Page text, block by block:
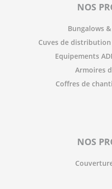
NOS
Bungalows
Cuves de
Equipements
Armoires
Coffres de
NOS